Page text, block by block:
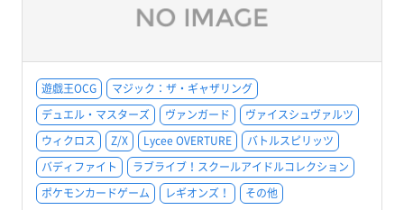
遊戯王OCG
マジック：ザ・ギャザリング
デュエル・マスターズ
ヴァンガード
ヴァイスシュヴァルツ
ウィクロス
Z/X Lycee OVERTURE
バトルスピリッツ
バディファイト
ラブライブ！スクールアイドルコレクション
ポケモンカードゲーム
レギオンズ！ その他